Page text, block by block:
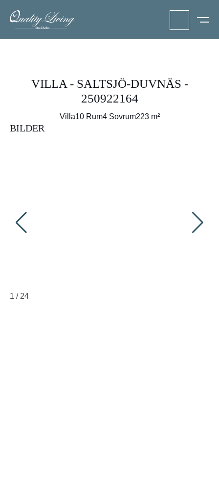
VILLA - SALTSJÖ-DUVNÄS -
250922164
Villa10 Rum4 Sovrum223 m²
BILDER
1 / 24